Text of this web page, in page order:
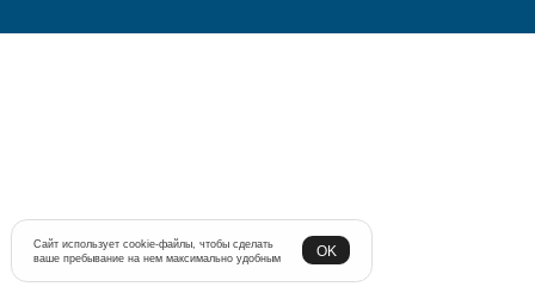
Сайт использует cookie-файлы, чтобы сделать
ваше пребывание на нем максимально удобным
OK